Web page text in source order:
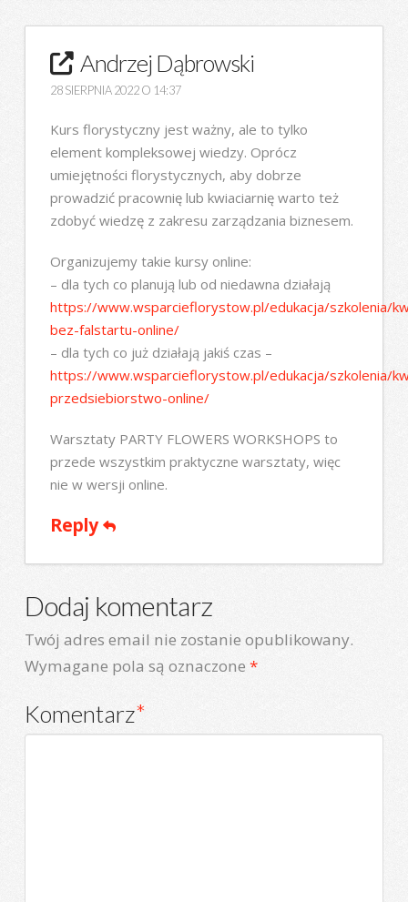
Andrzej Dąbrowski
28 SIERPNIA 2022 O 14:37
Kurs florystyczny jest ważny, ale to tylko
element kompleksowej wiedzy. Oprócz
umiejętności florystycznych, aby dobrze
prowadzić pracownię lub kwiaciarnię warto też
zdobyć wiedzę z zakresu zarządzania biznesem.
Organizujemy takie kursy online:
– dla tych co planują lub od niedawna działają
https://www.wsparcieflorystow.pl/edukacja/szkolenia/
bez-falstartu-online/
– dla tych co już działają jakiś czas –
https://www.wsparcieflorystow.pl/edukacja/szkolenia/
przedsiebiorstwo-online/
Warsztaty PARTY FLOWERS WORKSHOPS to
przede wszystkim praktyczne warsztaty, więc
nie w wersji online.
Reply
Dodaj komentarz
Twój adres email nie zostanie opublikowany.
Wymagane pola są oznaczone *
Komentarz*